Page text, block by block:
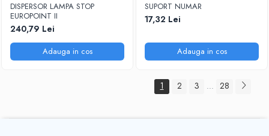
DISPERSOR LAMPA STOP
EUROPOINT II
240,79 Lei
Adauga in cos
SUPORT NUMAR
17,32 Lei
Adauga in cos
1 2 3 ... 28